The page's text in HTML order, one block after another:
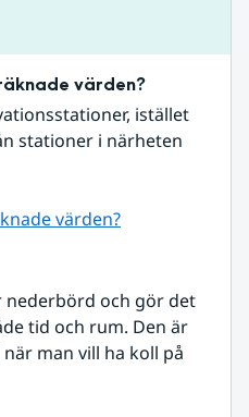
värden?
istället
stationer i närheten
värden?
nederbörd och gör det
tid och rum. Den är
man vill ha koll på